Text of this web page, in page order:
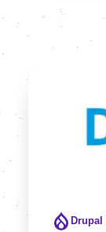
Drupal
Image